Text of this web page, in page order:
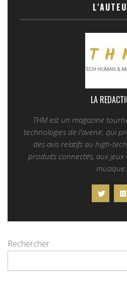
LA
THM est un magazine
technologies de l'avenir, qui
des avis relatifs au high-
produits connectés, aux jeux
musique...
Rechercher